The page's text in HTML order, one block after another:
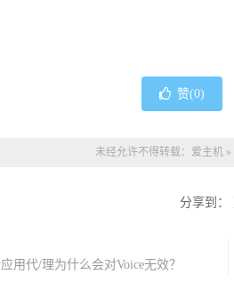
赞(0)
未经允许不得转载： 爱主机»
分享到：
用代/理为什么会对Voice无效？